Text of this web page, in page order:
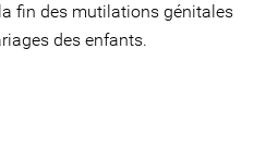
fin des mutilations génitales
des enfants.